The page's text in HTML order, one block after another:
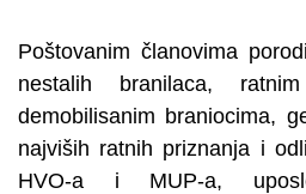
Poštovanim članovima
nestalih branilaca,
demobilisanim braniocima,
najviših ratnih priznanja i
HVO-a i MUP-a,